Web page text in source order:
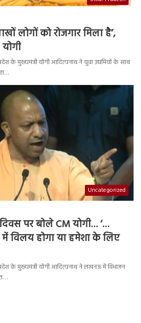
लोगों को रोजगार मिला है’,
के मुख्यमंत्री योगी आदित्यनाथ ने युवा उद्यमियों के साथ
Uncategorized
पर बोले CM योगी… ‘…
में विलय होगा या हमेशा के लिए
के मुख्यमंत्री योगी आदित्यनाथ ने लखनऊ में विभाजन